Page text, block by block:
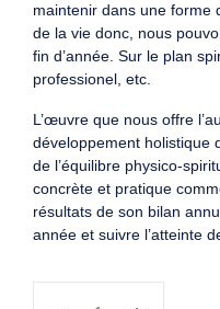
maintenir dans une forme
de la vie donc, nous
fin d’année. Sur le plan
professionel, etc.
L’œuvre que nous offre
développement holistique
de l’équilibre physico-
concrète et pratique
résultats de son bilan
année et suivre l’atteinte